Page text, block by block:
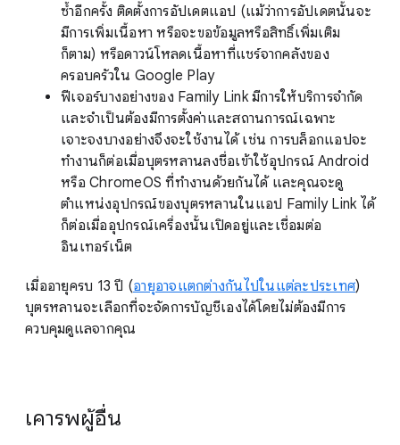
ซ้ำอีกครั้ง ติดตั้งการอัปเดตแอป (แม้ว่าการอัปเดตนั้นจะ
มีการเพิ่มเนื้อหา หรือจะขอข้อมูลหรือสิทธิ์เพิ่มเติม
ก็ตาม) หรือดาวน์โหลดเนื้อหาที่แชร์จากคลังของ
ครอบครัวใน Google Play
ฟีเจอร์บางอย่างของ Family Link มีการให้บริการจำกัด
และจำเป็นต้องมีการตั้งค่าและสถานการณ์เฉพาะ
เจาะจงบางอย่างจึงจะใช้งานได้ เช่น การบล็อกแอปจะ
ทำงานก็ต่อเมื่อบุตรหลานลงชื่อเข้าใช้อุปกรณ์ Android
หรือ ChromeOS ที่ทำงานด้วยกันได้ และคุณจะดู
ตำแหน่งอุปกรณ์ของบุตรหลานในแอป Family Link ได้
ก็ต่อเมื่ออุปกรณ์เครื่องนั้นเปิดอยู่และเชื่อมต่อ
อินเทอร์เน็ต
เมื่ออายุครบ 13 ปี (อายุอาจแตกต่างกันไปในแต่ละประเทศ)
บุตรหลานจะเลือกที่จะจัดการบัญชีเองได้โดยไม่ต้องมีการ
ควบคุมดูแลจากคุณ
เคารพผู้อื่น